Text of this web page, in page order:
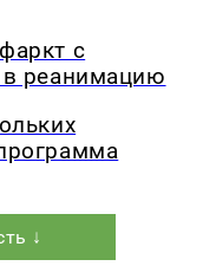
с
реанимацию
↓